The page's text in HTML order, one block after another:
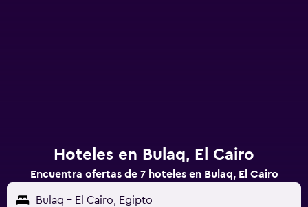
Hoteles en Bulaq, El Cairo
Encuentra ofertas de 7 hoteles en Bulaq, El Cairo
Bulaq - El Cairo, Egipto